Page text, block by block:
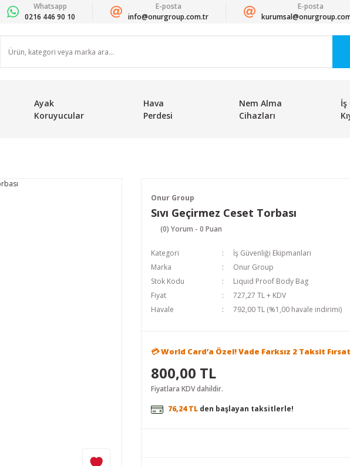
Whatsapp
0216 446 90 10
E-posta
info@onurgroup.com.tr
E-posta
Ayak
Koruyucular
Hava
Perdesi
Nem Alma
Cihazları
İş
Onur Group
Sıvı Geçirmez Ceset Torbası
(0) Yorum - 0 Puan
Kategori
İş Güvenliği Ekipmanları
Marka
Onur Group
Stok Kodu
Liquid Proof Body Bag
Fiyat
727,27 TL + KDV
Havale
792,00 TL (%1,00 havale indirimi)
💳 World Card’a Özel! Vade Farksız 2 Taksit
800,00 TL
Fiyatlara KDV dahildir.
76,24 TL den başlayan taksitlerle!